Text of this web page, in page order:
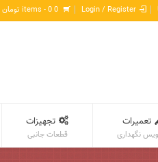
Login / Register
0 items -
0 تومان
تعمیرات
نگهداری
تجهیزات
قطعات جانبی